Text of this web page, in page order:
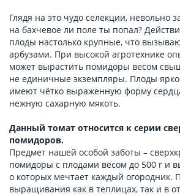
Глядя на это чудо селекции, невольно
на бахчевое ли поле ты попал?
плоды настолько крупные, что
арбузами. При высокой агротехнике
может вырастить помидоры весом
не единичные экземпляры. Плоды
имеют чётко выраженную форму
нежную сахарную мякоть.
Данный томат относится к серии
помидоров.
Предмет нашей особой заботы –
помидоры с плодами весом до 500 г и
о которых мечтает каждый огородник.
выращивания как в теплицах, так и в